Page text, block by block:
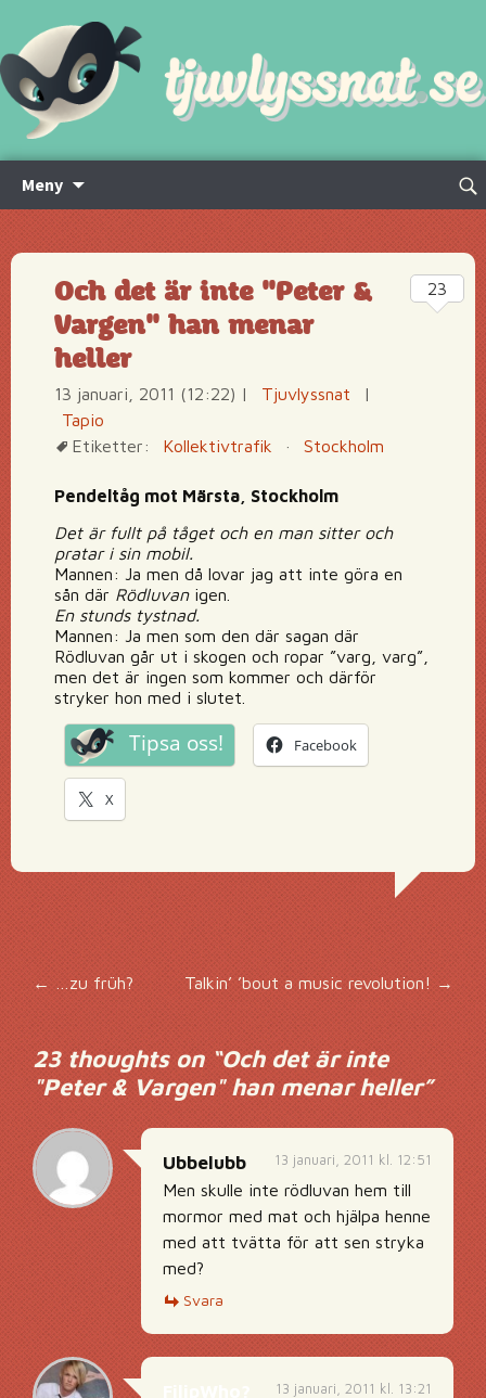
Meny
innehåll
Sök
Och det är inte "Peter &
Vargen" han menar
heller
13 januari, 2011 (12:22) | Tjuvlyssnat
|
Tapio
Etiketter:
Kollektivtrafik · Stockholm
Pendeltåg mot Märsta, Stockholm
Det är fullt på tåget och en man sitter och
pratar i sin mobil.
Mannen: Ja men då lovar jag att inte göra en
sån där Rödluvanigen.
En stunds tystnad.
Mannen: Ja men som den där sagan där
Rödluvan går ut i skogen och ropar ”varg, varg”,
men det är ingen som kommer och därför
stryker hon med i slutet.
Tipsa oss! Facebook
X
23
Inläggsnavigering
←…zu früh? Talkin’ ’bout a music revolution!→
23 thoughts on “Och det är inte
"Peter & Vargen" han menar heller”
13 januari, 2011 kl. 12:51
Ubbelubb
Men skulle inte rödluvan hem till
mormor med mat och hjälpa henne
med att tvätta för att sen stryka
med?
Svara
13 januari, 2011 kl. 13:21